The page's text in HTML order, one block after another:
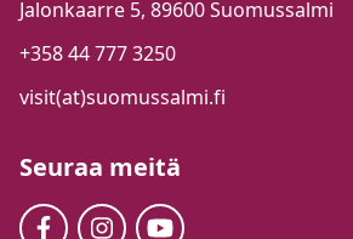
Jalonkaarre 5, 89600 Suomussalmi
+358 44 777 3250
visit(at)suomussalmi.fi
Seuraa meitä